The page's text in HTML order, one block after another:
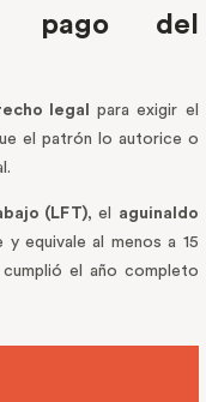
pago del
legal
para exigir el
el patrón lo autorice o
(LFT), el
aguinaldo
equivale al menos a 15
el año completo